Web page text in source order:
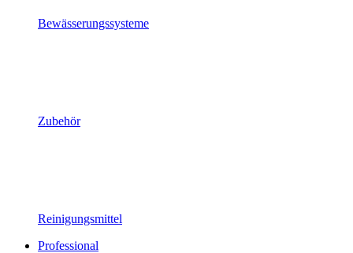
Bewässerungssysteme
Zubehör
Reinigungsmittel
Professional